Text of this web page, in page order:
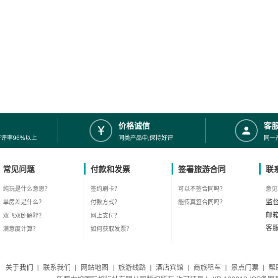
率96%以上
价格诚信
同类产品中,保持好评
客
同一
常见问题
纯玩是什么意思？
单房差是什么？
双飞双卧解释？
满意度计算？
付款和发票
签约刷卡？
付款方式？
网上支付？
如何获取发票？
签署旅游合同
可以不签合同吗？
能传真签合同吗？
联
意
监
邮
客
关于我们 | 联系我们 | 网站地图 | 旅游线路 | 酒店宾馆 | 商旅租车 | 景点门票 | 帮